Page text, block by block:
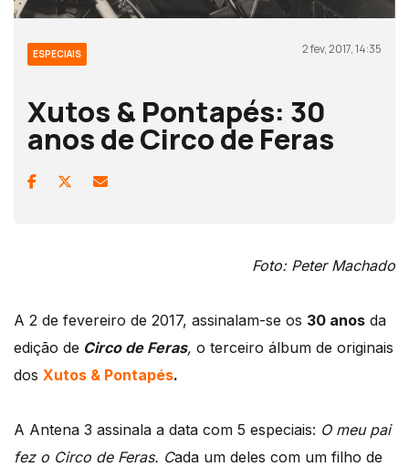
ESPECIAIS 2 fev, 2017, 14:35
Xutos & Pontapés: 30
anos de Circo de Feras
Foto: Peter Machado
A 2 de fevereiro de 2017, assinalam-se os 30 anos da
edição de Circo de Feras, o terceiro álbum de originais
dos Xutos & Pontapés.
A Antena 3 assinala a data com 5 especiais: O meu pai
fez o Circo de Feras. Cada um deles com um filho de